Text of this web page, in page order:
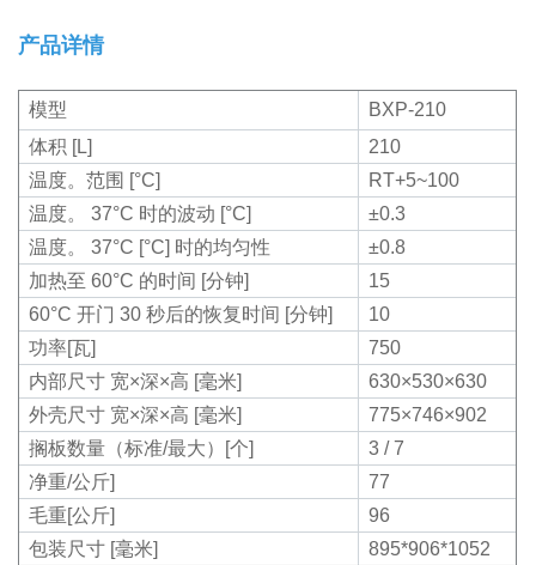
产品详情
模型
BXP-210
体积 [L]
210
温度。范围 [°C]
RT+5~100
温度。 37°C 时的波动 [°C]
±0.3
温度。 37°C [°C] 时的均匀性
±0.8
加热至 60°C 的时间 [分钟]
15
60°C 开门 30 秒后的恢复时间 [分钟]
10
功率[瓦]
750
内部尺寸 宽×深×高 [毫米]
630×530×630
外壳尺寸 宽×深×高 [毫米]
775×746×902
搁板数量（标准/最大）[个]
3 / 7
净重/公斤]
77
毛重[公斤]
96
包装尺寸 [毫米]
895*906*1052